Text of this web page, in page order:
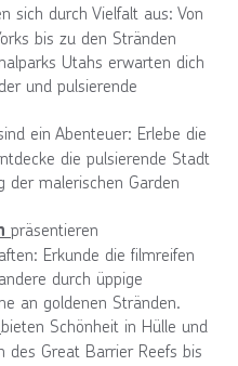
sich durch Vielfalt aus: Von
bis zu den Stränden
Utahs erwarten dich
und pulsierende
ein Abenteuer: Erlebe die
die pulsierende Stadt
der malerischen Garden
präsentieren
Erkunde die filmreifen
durch üppige
an goldenen Stränden.
bieten Schönheit in Hülle und
des Great Barrier Reefs bis